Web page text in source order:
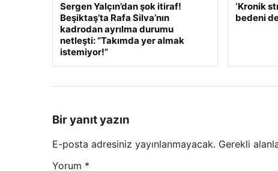
Sergen Yalçın’dan şok itiraf!
Beşiktaş’ta Rafa Silva’nın
kadrodan ayrılma durumu
netleşti: “Takımda yer almak
istemiyor!”
‘Kronik
bedeni
Bir yanıt yazın
E-posta adresiniz yayınlanmayacak. Gerekli
Yorum *